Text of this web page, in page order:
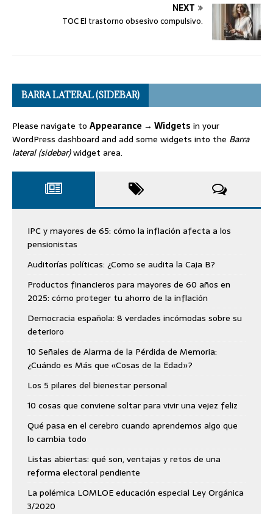
NEXT
TOC El trastorno obsesivo compulsivo.
BARRA LATERAL (SIDEBAR)
Please navigate to Appearance → Widgets in your
WordPress dashboard and add some widgets into the Barra
lateral (sidebar)widget area.
IPC y mayores de 65: cómo la inflación afecta a los
pensionistas
Auditorías políticas: ¿Como se audita la Caja B?
Productos financieros para mayores de 60 años en
2025: cómo proteger tu ahorro de la inflación
Democracia española: 8 verdades incómodas sobre su
deterioro
10 Señales de Alarma de la Pérdida de Memoria:
¿Cuándo es Más que «Cosas de la Edad»?
Los 5 pilares del bienestar personal
10 cosas que conviene soltar para vivir una vejez feliz
Qué pasa en el cerebro cuando aprendemos algo que
lo cambia todo
Listas abiertas: qué son, ventajas y retos de una
reforma electoral pendiente
La polémica LOMLOE educación especial Ley Orgánica
3/2020